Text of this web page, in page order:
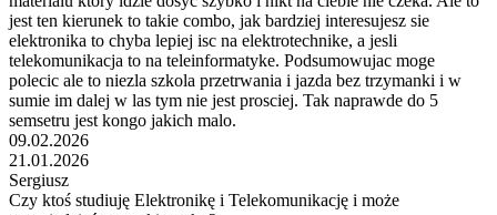
jest ten kierunek to takie combo, jak bardziej interesujesz sie
elektronika to chyba lepiej isc na elektrotechnike, a jesli
telekomunikacja to na teleinformatyke. Podsumowujac moge
polecic ale to niezla szkola przetrwania i jazda bez trzymanki i w
sumie im dalej w las tym nie jest prosciej. Tak naprawde do 5
semsetru jest kongo jakich malo.
09.02.2026
21.01.2026
Sergiusz
Czy ktoś studiuję Elektronikę i Telekomunikację i może